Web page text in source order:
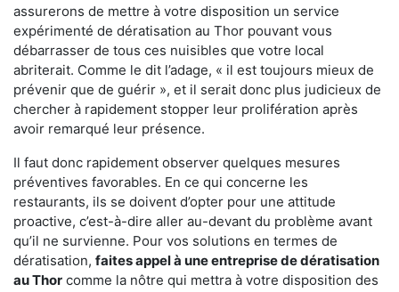
assurerons de mettre à votre disposition un service
expérimenté de dératisation au Thor pouvant vous
débarrasser de tous ces nuisibles que votre local
abriterait. Comme le dit l’adage, « il est toujours mieux de
prévenir que de guérir », et il serait donc plus judicieux de
chercher à rapidement stopper leur prolifération après
avoir remarqué leur présence.
Il faut donc rapidement observer quelques mesures
préventives favorables. En ce qui concerne les
restaurants, ils se doivent d’opter pour une attitude
proactive, c’est-à-dire aller au-devant du problème avant
qu’il ne survienne. Pour vos solutions en termes de
dératisation, faites appel à une entreprise de dératisation
au Thor comme la nôtre qui mettra à votre disposition des